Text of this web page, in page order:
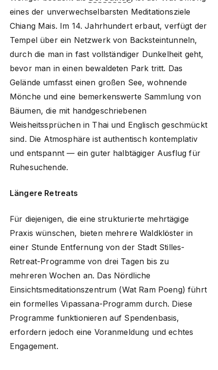
eines der unverwechselbarsten Meditationsziele
Chiang Mais. Im 14. Jahrhundert erbaut, verfügt der
Tempel über ein Netzwerk von Backsteintunneln,
durch die man in fast vollständiger Dunkelheit geht,
bevor man in einen bewaldeten Park tritt. Das
Gelände umfasst einen großen See, wohnende
Mönche und eine bemerkenswerte Sammlung von
Bäumen, die mit handgeschriebenen
Weisheitssprüchen in Thai und Englisch geschmückt
sind. Die Atmosphäre ist authentisch kontemplativ
und entspannt — ein guter halbtägiger Ausflug für
Ruhesuchende.
Längere Retreats
Für diejenigen, die eine strukturierte mehrtägige
Praxis wünschen, bieten mehrere Waldklöster in
einer Stunde Entfernung von der Stadt Stilles-
Retreat-Programme von drei Tagen bis zu
mehreren Wochen an. Das Nördliche
Einsichtsmeditationszentrum (Wat Ram Poeng) führt
ein formelles Vipassana-Programm durch. Diese
Programme funktionieren auf Spendenbasis,
erfordern jedoch eine Voranmeldung und echtes
Engagement.